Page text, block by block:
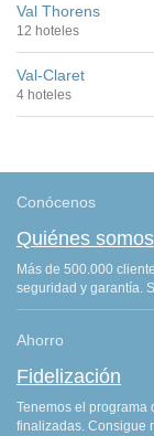
Val Thorens
12 hoteles
Val-Claret
4 hoteles
Conócenos
Quiénes somos
Más de 500.000
seguridad y garantía.
Ahorro
Fidelización
Tenemos el programa
finalizadas. Consigue